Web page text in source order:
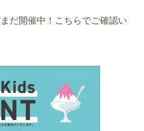
だ開催中！こちらでご確認い